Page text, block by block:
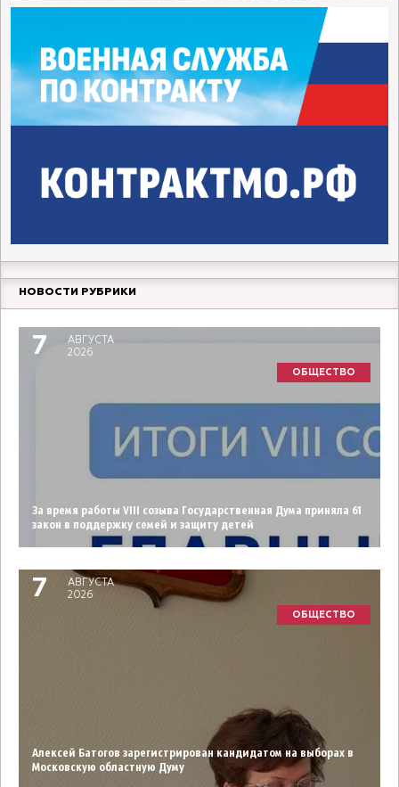
НОВОСТИ РУБРИКИ
7
АВГУСТА
2026
ОБЩЕСТВО
За время работы VIII созыва Государственная Дума приняла 61
закон в поддержку семей и защиту детей
7
АВГУСТА
2026
ОБЩЕСТВО
Алексей Батогов зарегистрирован кандидатом на выборах в
Московскую областную Думу